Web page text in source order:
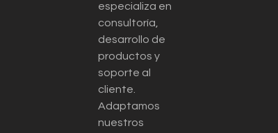
especializa en
consultoría,
desarrollo de
productos y
soporte al
cliente.
Adaptamos
nuestros